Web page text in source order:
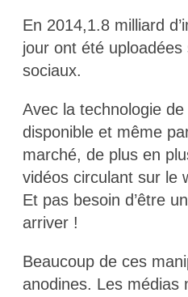
En 2014,1.8 milliard
jour ont été
sociaux.
Avec la technologie
disponible et même
marché, de plus en
vidéos circulant sur le
Et pas besoin d’être
arriver !
Beaucoup de ces
anodines. Les médias